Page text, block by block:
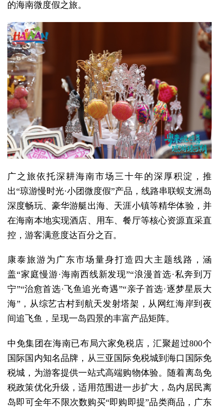
的海南微度假之旅。
广之旅依托深耕海南市场三十年的深厚积淀，推
出“琼游慢时光·小团微度假”产品，线路串联蜈支洲岛
深度畅玩、豪华游艇出海、天涯小镇等精华体验，并
在海南本地实现酒店、用车、餐厅等核心资源直采直
控，游客满意度达百分之百。
康泰旅游为广东市场量身打造四大主题线路，涵
盖“家庭慢游·海南西线新发现”“浪漫首选·私奔到万
宁”“治愈首选·飞鱼追光奇遇”“亲子首选·逐梦星辰大
海”，从综艺古村到航天发射塔架，从网红海岸到夜
间追飞鱼，呈现一岛四景的丰富产品矩阵。
中免集团在海南已布局六家免税店，汇聚超过800个
国际国内知名品牌，从三亚国际免税城到海口国际免
税城，为游客提供一站式高端购物体验。随着离岛免
税政策优化升级，适用范围进一步扩大，岛内居民离
岛即可全年不限次数购买“即购即提”品类商品，广东